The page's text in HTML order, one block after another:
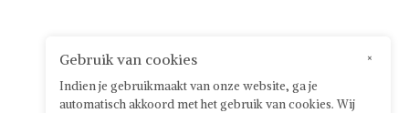
×
Gebruik van cookies
Indien je gebruikmaakt van onze website, ga je
automatisch akkoord met het gebruik van cookies. Wij